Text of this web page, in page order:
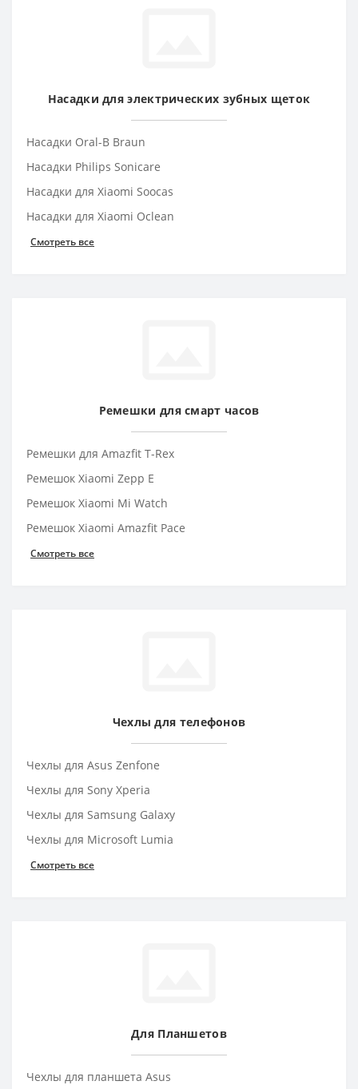
Насадки для электрических зубных щеток
Насадки Oral-B Braun
Насадки Philips Sonicare
Насадки для Xiaomi Soocas
Насадки для Xiaomi Oclean
Смотреть все
Ремешки для смарт часов
Ремешки для Amazfit T-Rex
Ремешок Xiaomi Zepp E
Ремешок Xiaomi Mi Watch
Ремешок Xiaomi Amazfit Pace
Смотреть все
Чехлы для телефонов
Чехлы для Asus Zenfone
Чехлы для Sony Xperia
Чехлы для Samsung Galaxy
Чехлы для Microsoft Lumia
Смотреть все
Для Планшетов
Чехлы для планшета Asus